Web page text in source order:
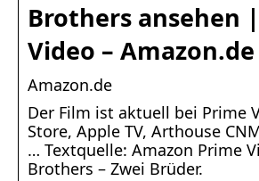
Brothers ansehen
Video – Amazon.de
Amazon.de
Der Film ist aktuell bei Prime
Store, Apple TV, Arthouse
… Textquelle: Amazon Prime
Brothers – Zwei Brüder.